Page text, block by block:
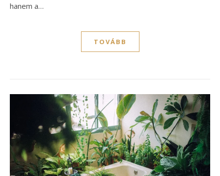
hanem a…
TOVÁBB